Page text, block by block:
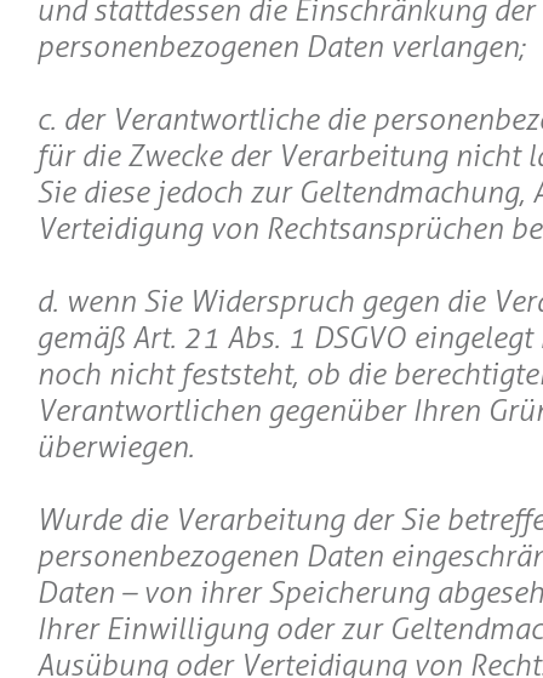
und stattdessen die Einschränkung
personenbezogenen Daten verlangen;
c. der Verantwortliche die
für die Zwecke der Verarbeitung nicht
Sie diese jedoch zur Geltendmachung,
Verteidigung von Rechtsansprüchen
d. wenn Sie Widerspruch gegen die
gemäß Art. 21 Abs. 1 DSGVO
noch nicht feststeht, ob die
Verantwortlichen gegenüber Ihren
überwiegen.
Wurde die Verarbeitung der Sie
personenbezogenen Daten
Daten – von ihrer Speicherung
Ihrer Einwilligung oder zur
Ausübung oder Verteidigung von